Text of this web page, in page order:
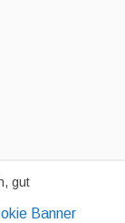
gut
Banner